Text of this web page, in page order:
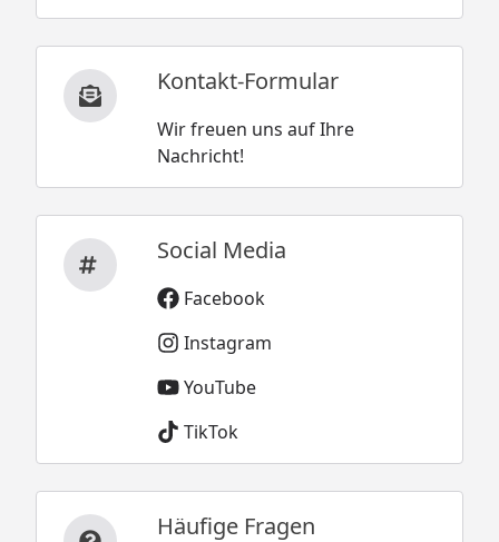
Kontakt-Formular
Wir freuen uns auf Ihre
Nachricht!
Social Media
Facebook
Instagram
YouTube
TikTok
Häufige Fragen